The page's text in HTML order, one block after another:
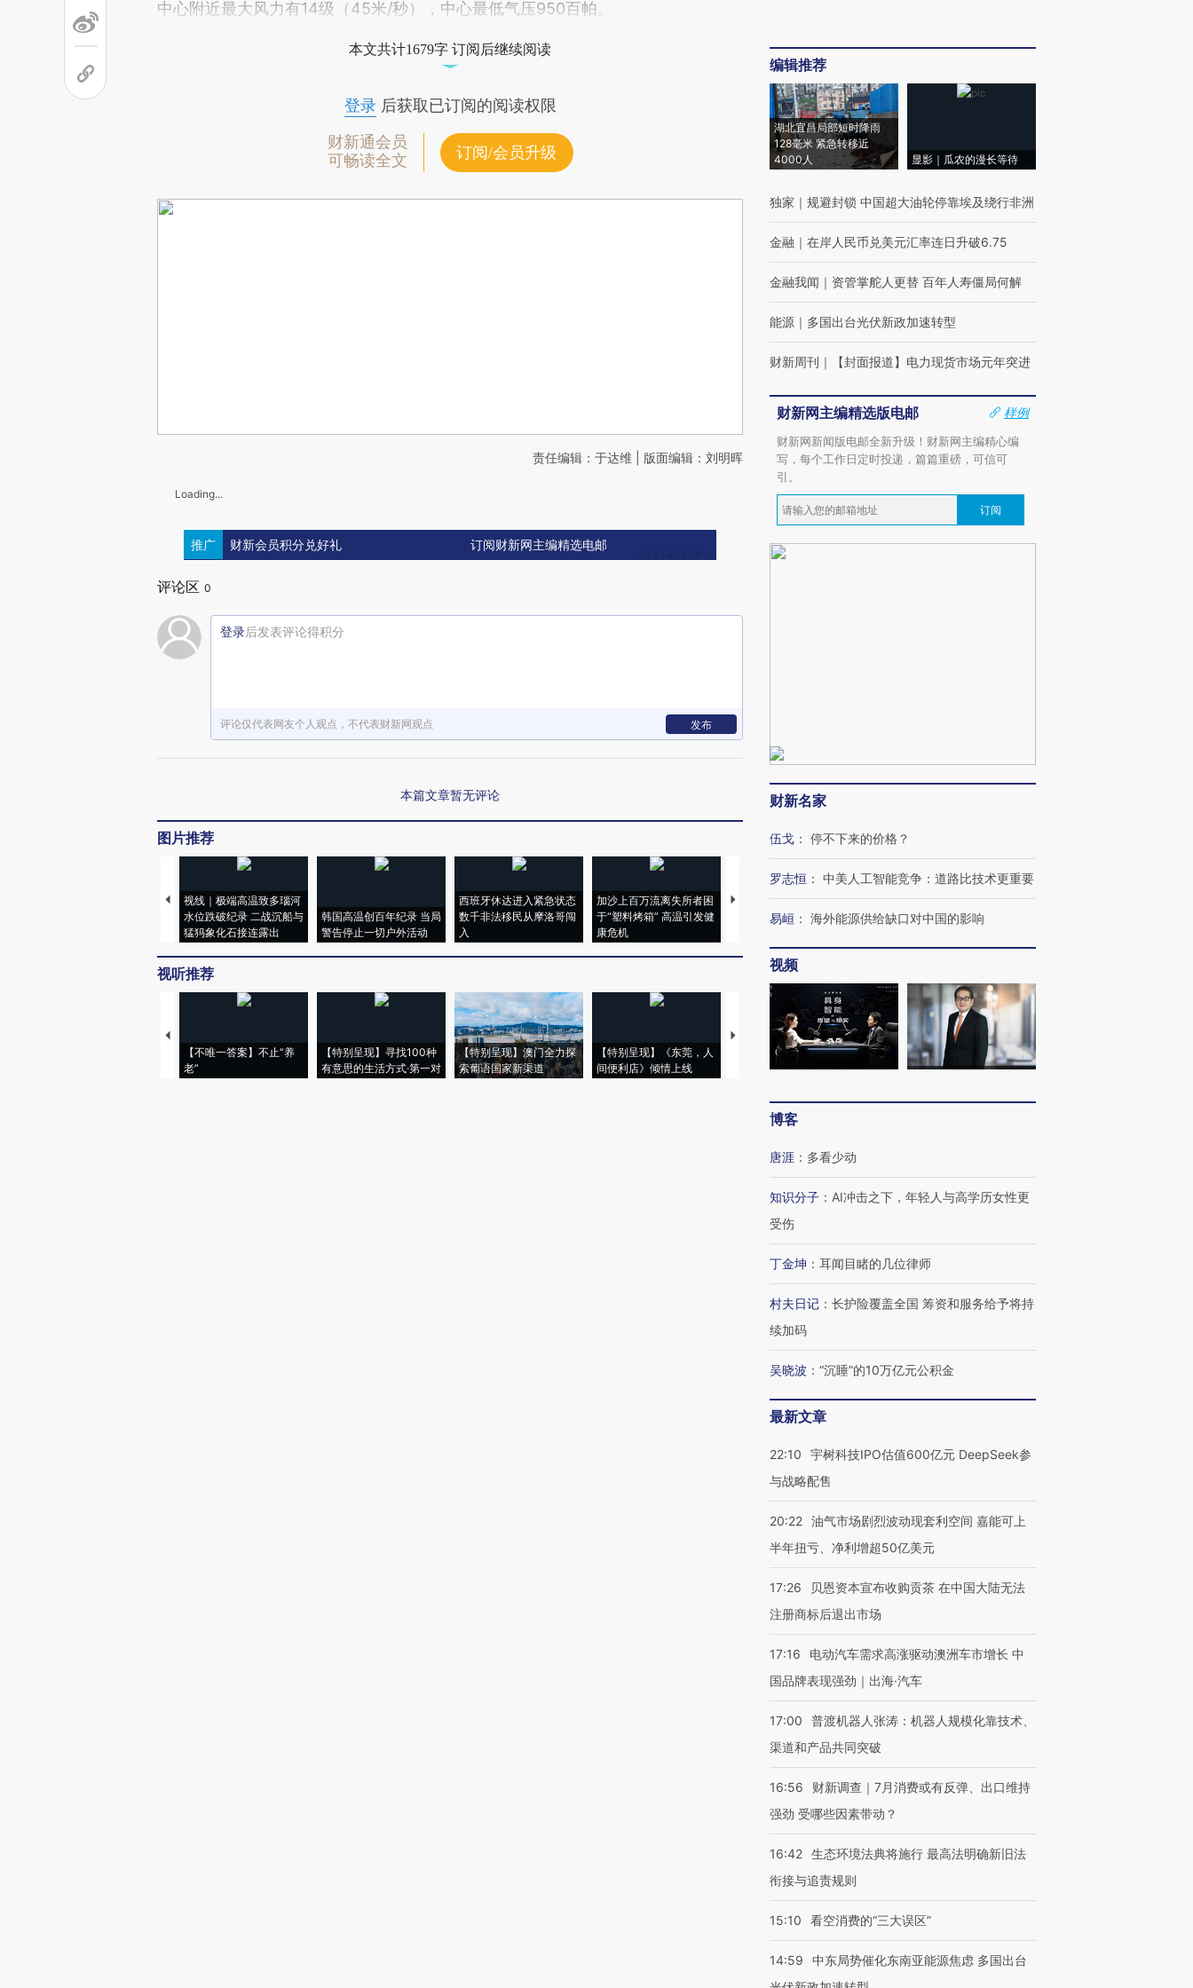
中心附近最大风力有14级（45米/秒），中心最低气压950百帕。
本文共计1679字 订阅后继续阅读
登录后获取已订阅的阅读权限
财新通会员
可畅读全文
订阅/会员升级
责任编辑：于达维 | 版面编辑：刘明晖
Loading...
推广 财新会员积分兑好礼 订阅财新网主编精选电邮
评论区 0
登录后发表评论得积分
评论仅代表网友个人观点，不代表财新网观点 发布
本篇文章暂无评论
图片推荐
视线｜极端高温致多瑙河
水位跌破纪录 二战沉船与
猛犸象化石接连露出
韩国高温创百年纪录 当局
警告停止一切户外活动
西班牙休达进入紧急状态
数千非法移民从摩洛哥闯
入
加沙上百万流离失所者困
于“塑料烤箱” 高温引发健
康危机
视线｜HYROX的吸金
术：是什么让中产们甘
马航飞行员跨国走私7万
粒摇头丸 尿检体内含3种
视线｜被称为“蟑螂”的印
视听推荐
【不唯一答案】不止“养
老”
【特别呈现】寻找100种
有意思的生活方式·第一对
【特别呈现】澳门全力探
索葡语国家新渠道
【特别呈现】《东莞，人
间便利店》倾情上线
【推广】走进第四届链博
会，让数智科技“链”接产
【特别呈现】寻找100种
有意思的生活方式·第三对
【商旅对话】华住集团
CFO：不靠规模取胜，华
住三大增长引擎是什么？
编辑推荐
湖北宜昌局部短时降雨
128毫米 紧急转移近
4000人
显影｜瓜农的漫长等待
独家 ｜ 规避封锁 中国超大油轮停靠埃及绕行非洲
金融 ｜ 在岸人民币兑美元汇率连日升破6.75
金融我闻 ｜ 资管掌舵人更替 百年人寿僵局何解
能源 ｜ 多国出台光伏新政加速转型
财新周刊 ｜ 【封面报道】电力现货市场元年突进
财新网主编精选版电邮
样例
财新网新闻版电邮全新升级！财新网主编精心编
写，每个工作日定时投递，篇篇重磅，可信可
引。
订阅
财新名家
伍戈 ： 停不下来的价格？
罗志恒 ： 中美人工智能竞争：道路比技术更重要
易峘 ： 海外能源供给缺口对中国的影响
视频
博客
唐涯 ： 多看少动
知识分子 ： AI冲击之下，年轻人与高学历女性更
受伤
丁金坤 ： 耳闻目睹的几位律师
村夫日记 ： 长护险覆盖全国 筹资和服务给予将持
续加码
吴晓波 ： “沉睡”的10万亿元公积金
最新文章
22:10
宇树科技IPO估值600亿元 DeepSeek参
与战略配售
20:22 油气市场剧烈波动现套利空间 嘉能可上
半年扭亏、净利增超50亿美元
17:26
贝恩资本宣布收购贡茶 在中国大陆无法
注册商标后退出市场
17:16
电动汽车需求高涨驱动澳洲车市增长 中
国品牌表现强劲｜出海·汽车
17:00
普渡机器人张涛：机器人规模化靠技术、
渠道和产品共同突破
16:56
财新调查｜7月消费或有反弹、出口维持
强劲 受哪些因素带动？
16:42 生态环境法典将施行 最高法明确新旧法
衔接与追责规则
15:10 看空消费的“三大误区”
14:59
中东局势催化东南亚能源焦虑 多国出台